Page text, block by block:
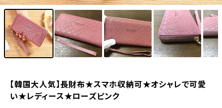
【韓国大人気】長財布★スマホ収納可★オシャレで可愛
い★レディース★ローズピンク